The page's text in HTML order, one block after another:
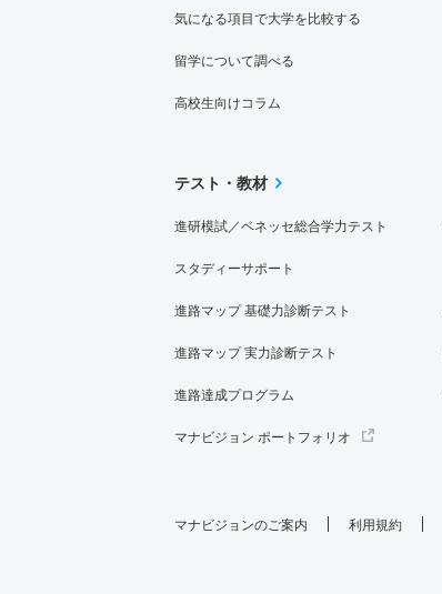
気になる項目で大学を比較する
留学について調べる
高校生向けコラム
テスト・教材
進研模試／ベネッセ総合学力テスト
スタディーサポート
進路マップ 基礎力診断テスト
進路マップ 実力診断テスト
進路達成プログラム
マナビジョン ポートフォリオ
マナビジョンのご案内 利用規約